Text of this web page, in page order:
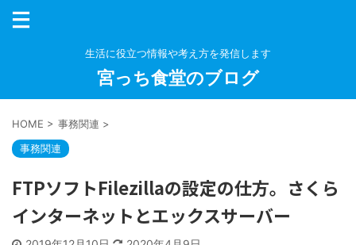
生活に役立つ情報や考え方を発信します
宮っち食堂のブログ
HOME > 事務関連 >
事務関連
FTPソフトFilezillaの設定の仕方。さくら
インターネットとエックスサーバー